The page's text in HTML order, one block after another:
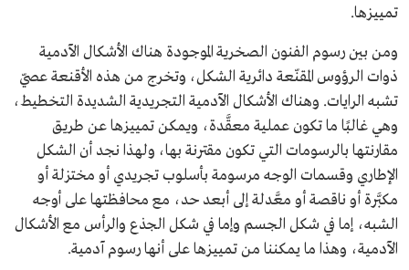
تمييزها.
ومن بين رسوم الفنون الصخرية الموجودة هناك الأشكال الآدمية
ذوات الرؤوس المقنّعة دائرية الشكل، وتخرج من هذه الأقنعة عصيّ
تشبه الرايات. وهناك الأشكال الآدمية التجريدية الشديدة التخطيط،
وهي غالبًا ما تكون عملية معقَّدة، ويمكن تمييزها عن طريق
مقارنتها بالرسومات التي تكون مقترنة بها، ولهذا نجد أن الشكل
الإطاري وقسمات الوجه مرسومة بأسلوب تجريدي أو مختزلة أو
مكبَّرة أو ناقصة أو معَّدلة إلى أبعد حد، مع محافظتها على أوجه
الشبه، إما في شكل الجسم وإما في شكل الجذع والرأس مع الأشكال
الآدمية، وهذا ما يمكننا من تمييزها على أنها رسوم آدمية.